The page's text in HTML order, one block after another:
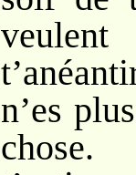
n’es